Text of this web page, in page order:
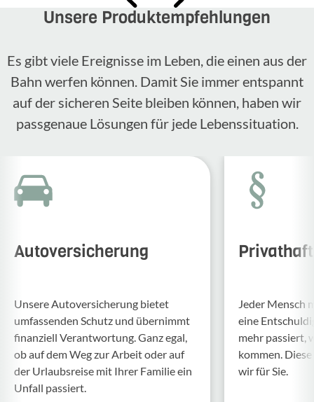
Unsere Produktempfehlungen
Es gibt viele Ereignisse im Leben, die einen aus der
Bahn werfen können. Damit Sie immer entspannt
auf der sicheren Seite bleiben können, haben wir
passgenaue Lösungen für jede Lebenssituation.
Autoversicherung
Unsere Auto­ver­si­che­rung bietet
umfas­senden Schutz und über­nimmt
finan­ziell Verant­wor­tung. Ganz egal,
ob auf dem Weg zur Arbeit oder auf
der Urlaubs­reise mit Ihrer Familie ein
Unfall passiert.
Jeder Mensch
eine
mehr passiert,
kommen.
wir für Sie.